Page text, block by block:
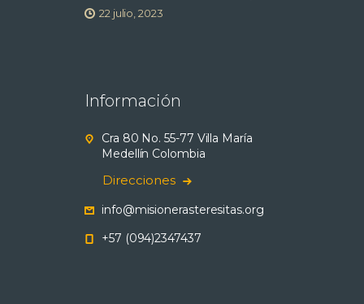
22 julio, 2023
Información
Cra 80 No. 55-77 Villa María
Medellín Colombia
Direcciones
info@misionerasteresitas.org
+57 (094)2347437